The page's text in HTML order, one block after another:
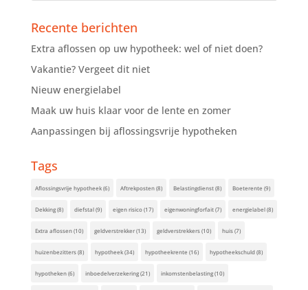
Recente berichten
Extra aflossen op uw hypotheek: wel of niet doen?
Vakantie? Vergeet dit niet
Nieuw energielabel
Maak uw huis klaar voor de lente en zomer
Aanpassingen bij aflossingsvrije hypotheken
Tags
Aflossingsvrije hypotheek(6) Aftrekposten(8) Belastingdienst(8) Boeterente (9)
Dekking(8) diefstal(9) eigen risico(17) eigenwoningforfait(7) energielabel(8)
Extra aflossen(10) geldverstrekker(13) geldverstrekkers(10) huis(7)
huizenbezitters(8) hypotheek(34) hypotheekrente (16) hypotheekschuld(8)
hypotheken(6) inboedelverzekering(21) inkomstenbelasting(10)